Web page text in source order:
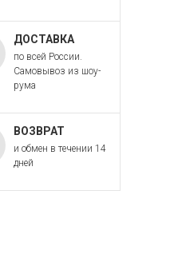
ДОСТАВКА
по всей России.
Самовывоз из шоу-
рума
ВОЗВРАТ
и обмен в течении 14
дней